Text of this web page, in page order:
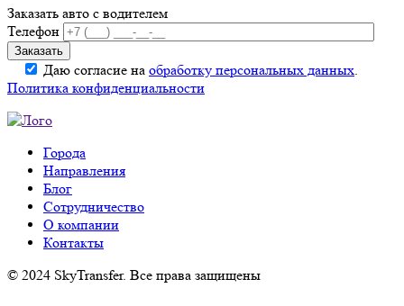
Заказать авто с водителем
Телефон
Даю согласие на обработку персональных данных.
Политика конфиденциальности
Города
Направления
Блог
Сотрудничество
О компании
Контакты
© 2024 SkyTransfer. Все права защищены